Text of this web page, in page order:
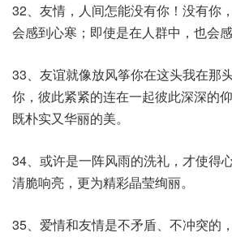
32、友情，人间怎能没有你！没有你
会感到心寒；即使是在人群中，也会感
33、友谊就像放风筝你在这头我在那
你，彼此紧紧的连在一起彼此深深的
既朴实又华丽的美。
34、或许是一阵风雨的洗礼，才使得
清脆响亮，更为精彩晶莹绚丽。
35、爱情和友情是不矛盾、不冲突的